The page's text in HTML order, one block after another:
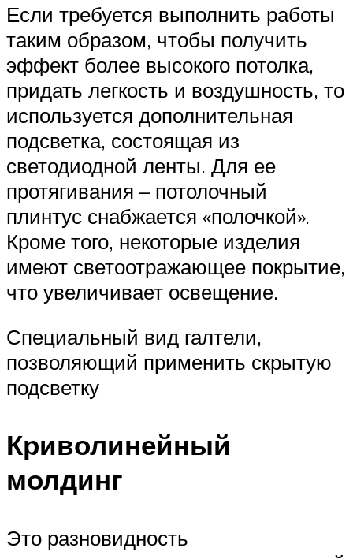
Если требуется выполнить работы
таким образом, чтобы получить
эффект более высокого потолка,
придать легкость и воздушность, то
используется дополнительная
подсветка, состоящая из
светодиодной ленты. Для ее
протягивания – потолочный
плинтус снабжается «полочкой».
Кроме того, некоторые изделия
имеют светоотражающее покрытие,
что увеличивает освещение.
Специальный вид галтели,
позволяющий применить скрытую
подсветку
Криволинейный
молдинг
Это разновидность